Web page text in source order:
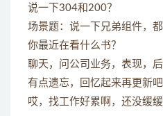
说一下304和200？
场景题：说一下兄弟组件，
你最近在看什么书？
聊天，问公司业务，表现，后
有点遗忘，回忆起来再更新吧
哎，找工作好累啊，还没缓